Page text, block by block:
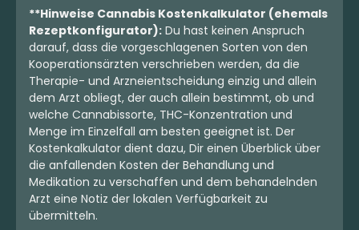
**Hinweise Cannabis Kostenkalkulator (ehemals
Rezeptkonfigurator): Du hast keinen Anspruch
darauf, dass die vorgeschlagenen Sorten von den
Kooperationsärzten verschrieben werden, da die
Therapie- und Arzneientscheidung einzig und allein
dem Arzt obliegt, der auch allein bestimmt, ob und
welche Cannabissorte, THC-Konzentration und
Menge im Einzelfall am besten geeignet ist. Der
Kostenkalkulator dient dazu, Dir einen Überblick über
die anfallenden Kosten der Behandlung und
Medikation zu verschaffen und dem behandelnden
Arzt eine Notiz der lokalen Verfügbarkeit zu
übermitteln.